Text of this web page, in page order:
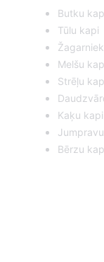
Butku
Tūlu kapi
Melšu
Strēļu
Kaķu kapi
Bērzu